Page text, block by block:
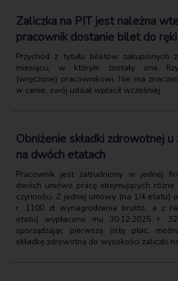
Zaliczka na PIT jest należna
pracownik dostanie bilet do ręki
Przychód z tytułu biletów zakupionych
miesiącu, w którym zostały one
(wręczone) pracownikowi. Nie ma
w cenie, swój udział wpłacił wcześniej.
Obniżenie składki zdrowotnej
na dwóch etatach
Pracownik jest zatrudniony w jednej
dwóch umówo pracę obejmujących
czynności. Z jednej umowy (na 1/4 etatu)
r. 1100 zł wynagrodzenia brutto, a z
etatu) wypłacono mu 30.12.2025 r.
sporządzając pierwszą listę płac,
składkę zdrowotną do wysokości zaliczki